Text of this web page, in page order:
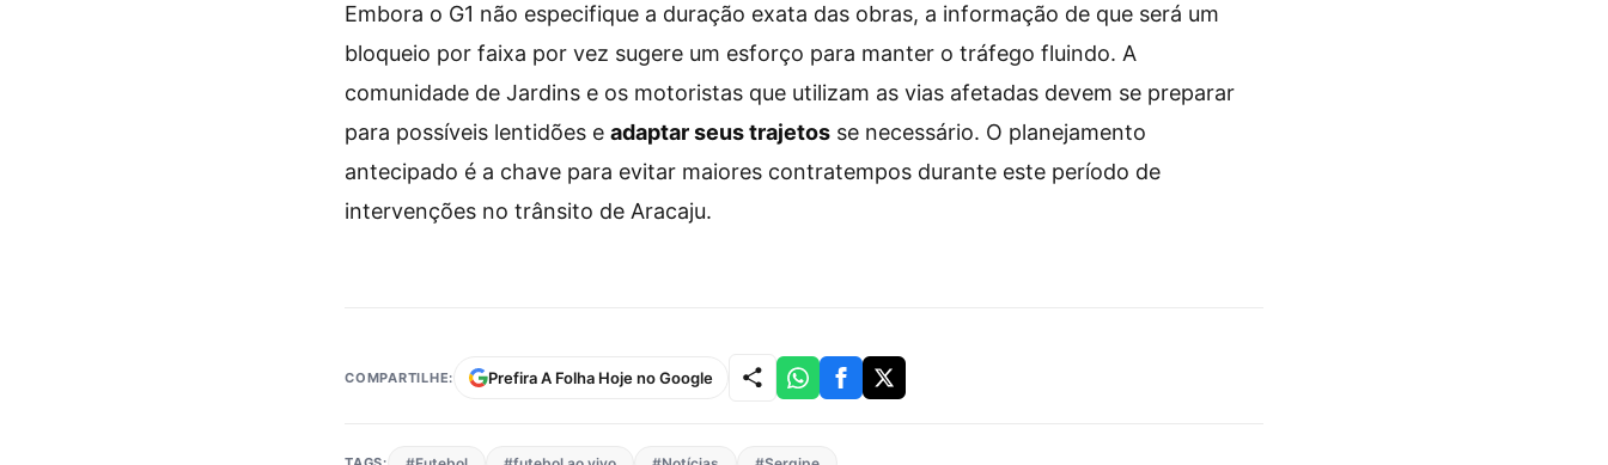
Embora o G1 não especifique a duração exata das obras, a informação de que será um
bloqueio por faixa por vez sugere um esforço para manter o tráfego fluindo. A
comunidade de Jardins e os motoristas que utilizam as vias afetadas devem se preparar
para possíveis lentidões e adaptar seus trajetos se necessário. O planejamento
antecipado é a chave para evitar maiores contratempos durante este período de
intervenções no trânsito de Aracaju.
COMPARTILHE: Prefira A Folha Hoje no Google